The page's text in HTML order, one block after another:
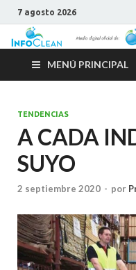
7 agosto 2026
MENÚ PRINCIPAL
TENDENCIAS
A CADA
SUYO
2 septiembre 2020 - por